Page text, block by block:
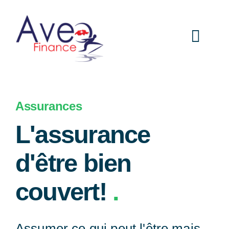
contenu
Automobile
Immobilier
Assurances
L'assurance
d'être bien
couvert! .